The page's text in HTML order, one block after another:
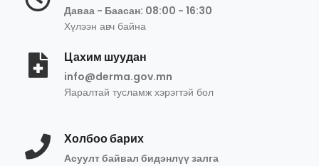
Даваа - Баасан: 08:00 - 16:30
Хүлээн авч байна
Цахим шуудан
info@derma.gov.mn
Яаралтай тусламж хэрэгтэй бол
Холбоо барих
Асуулт байвал бидэнлүү залга